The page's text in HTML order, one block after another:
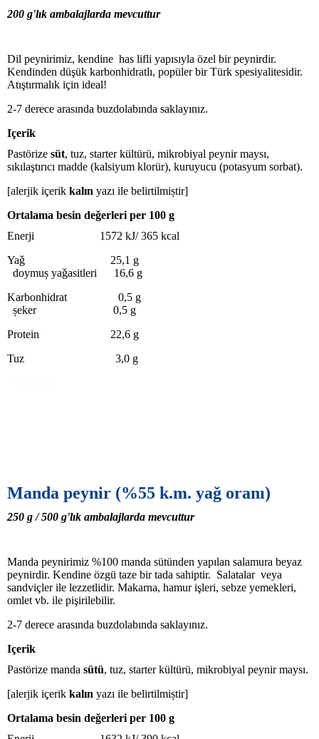
200 g'lık ambalajlarda mevcuttur
Dil peynirimiz, kendine has lifli yapısıyla özel bir peynirdir.
Kendinden düşük karbonhidratlı, popüler bir Türk spesiyalitesidir.
Atıştırmalık için ideal!
2-7 derece arasında buzdolabında saklayınız.
Içerik
Pastörize süt, tuz, starter kültürü, mikrobiyal peynir maysı,
sıkılaştırıcı madde (kalsiyum klorür), kuruyucu (potasyum sorbat).
[alerjik içerik kalın yazı ile belirtilmiștir]
Ortalama besin deǧerleri per 100 g
Enerji 1572 kJ/ 365 kcal
Yaǧ 25,1 g
doymuș yaǧasitleri 16,6 g
Karbonhidrat 0,5 g
șeker 0,5 g
Protein 22,6 g
Tuz 3,0 g
Manda peynir (%55 k.m. yaǧ oranı)
250 g / 500 g'lık ambalajlarda mevcuttur
Manda peynirimiz %100 manda sütünden yapılan salamura beyaz
peynirdir. Kendine özgü taze bir tada sahiptir. Salatalar veya
sandviçler ile lezzetlidir. Makarna, hamur işleri, sebze yemekleri,
omlet vb. ile pişirilebilir.
2-7 derece arasında buzdolabında saklayınız.
Içerik
Pastörize manda sütü, tuz, starter kültürü, mikrobiyal peynir maysı.
[alerjik içerik kalın yazı ile belirtilmiștir]
Ortalama besin deǧerleri per 100 g